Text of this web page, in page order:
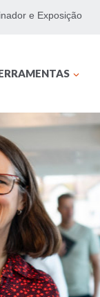
e Exposição